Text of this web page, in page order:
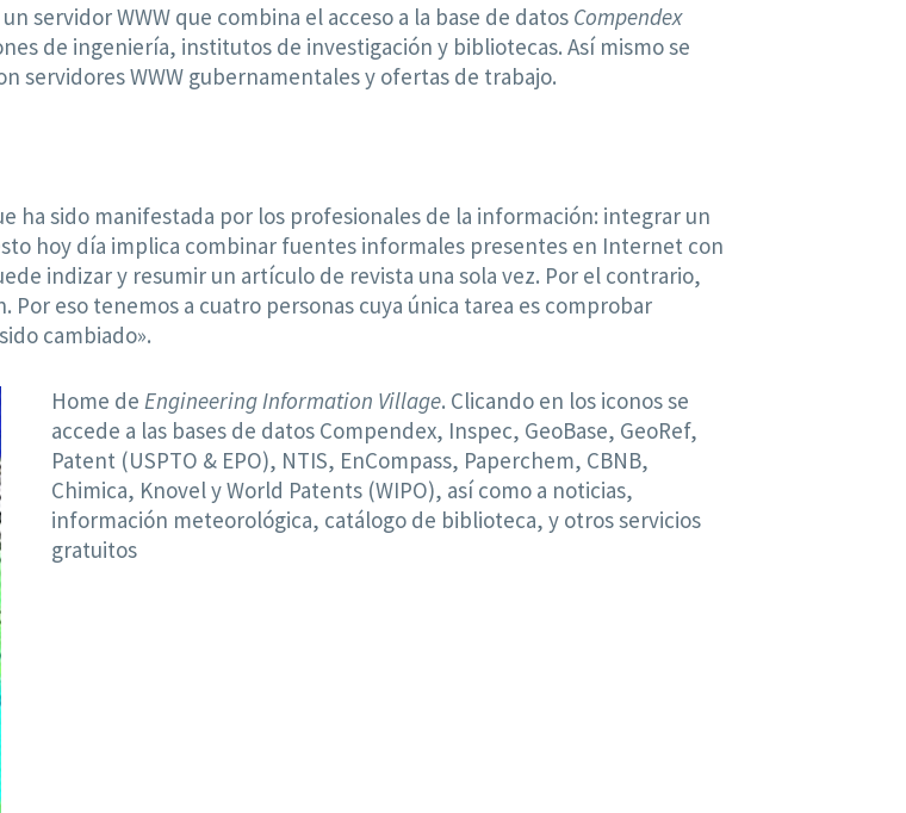
servidor WWW que combina el acceso a la base de datos Compendex
de ingeniería, institutos de investigación y bibliotecas. Así mismo se
servidores WWW gubernamentales y ofertas de trabajo.
ha sido manifestada por los profesionales de la información: integrar un
hoy día implica combinar fuentes informales presentes en Internet con
indizar y resumir un artículo de revista una sola vez. Por el contrario,
eso tenemos a cuatro personas cuya única tarea es comprobar
cambiado».
Home de Engineering Information Village. Clicando en los iconos se
accede a las bases de datos Compendex, Inspec, GeoBase, GeoRef,
Patent (USPTO & EPO), NTIS, EnCompass, Paperchem, CBNB,
Chimica, Knovel y World Patents (WIPO), así como a noticias,
información meteorológica, catálogo de biblioteca, y otros servicios
gratuitos